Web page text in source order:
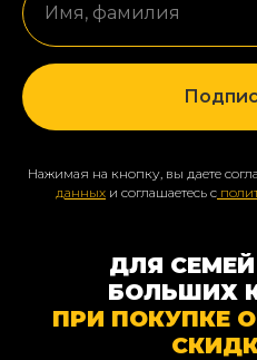
Имя, фамилия
Нажимая на кнопку, вы даете
данных и соглашаетесь с
ДЛЯ
БОЛЬШИХ
ПРИ ПОКУПКЕ